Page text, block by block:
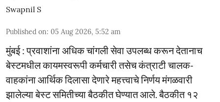
Swapnil S
Published on: 05 Aug 2026, 5:52 am
मुंबई : प्रवाशांना अधिक चांगली सेवा उपलब्ध करून देतानाच
बेस्टमधील कायमस्वरूपी कर्मचारी तसेच कंत्राटी चालक-
वाहकांना आर्थिक दिलासा देणारे महत्त्वाचे निर्णय मंगळवारी
झालेल्या बेस्ट समितीच्या बैठकीत घेण्यात आले. बैठकीत १२